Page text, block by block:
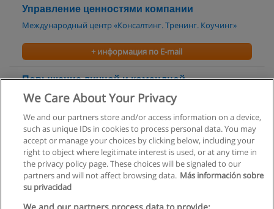
Управление ценностями компании
Международный центр «Консалтинг. Тренинг. Коучинг»
+ информация по E-mail
Повышение личной и командной
эффективности
Центр Современных Бизнес Технологий
+ информация по E-mail
Правила пользования
We Care About Your Privacy
We and our partners store and/or access information on a device,
such as unique IDs in cookies to process personal data. You may
accept or manage your choices by clicking below, including your
right to object where legitimate interest is used, or at any time in
the privacy policy page. These choices will be signaled to our
partners and will not affect browsing data. Más información sobre
su privacidad